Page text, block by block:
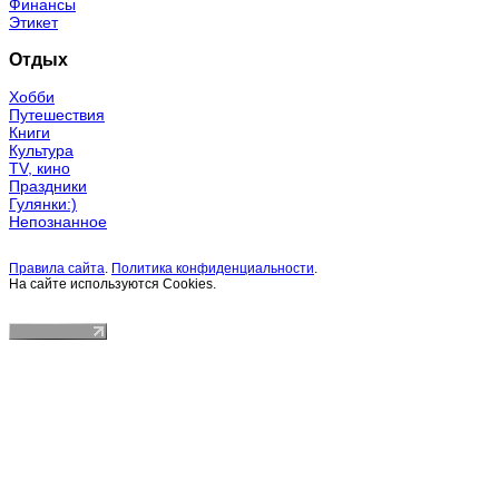
Финансы
Этикет
Отдых
Хобби
Путешествия
Книги
Культура
TV, кино
Праздники
Гулянки:)
Непознанное
Правила сайта Политика конфиденциальности
На сайте используются Cookies.